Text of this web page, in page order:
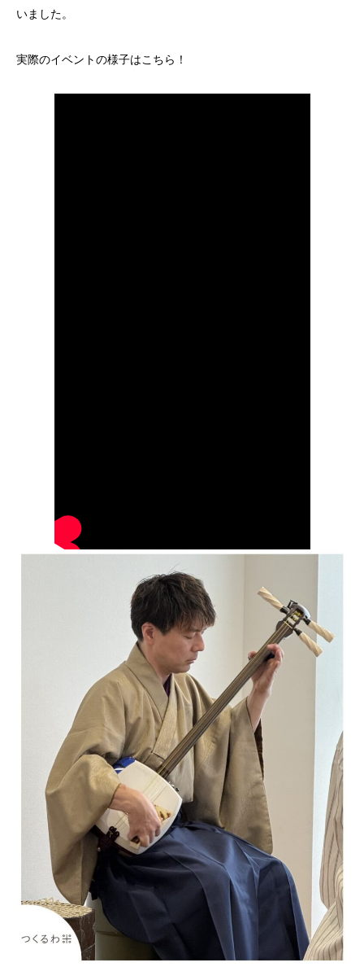
いました。
実際のイベントの様子はこちら！